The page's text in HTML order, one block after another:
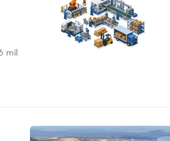
mil